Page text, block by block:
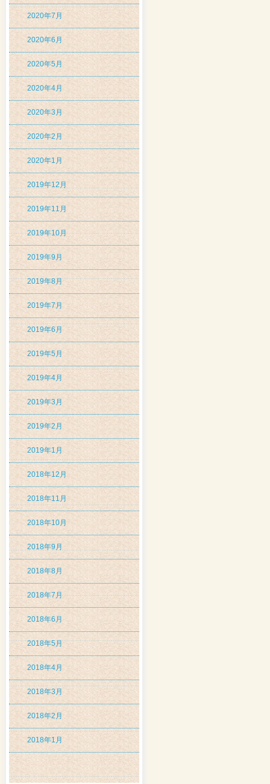
2020年7月
2020年6月
2020年5月
2020年4月
2020年3月
2020年2月
2020年1月
2019年12月
2019年11月
2019年10月
2019年9月
2019年8月
2019年7月
2019年6月
2019年5月
2019年4月
2019年3月
2019年2月
2019年1月
2018年12月
2018年11月
2018年10月
2018年9月
2018年8月
2018年7月
2018年6月
2018年5月
2018年4月
2018年3月
2018年2月
2018年1月